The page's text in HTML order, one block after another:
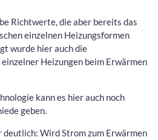
Richtwerte, die aber bereits das
einzelnen Heizungsformen
wurde hier auch die
Heizungen beim Erwärmen
kann es hier auch noch
geben.
deutlich: Wird Strom zum Erwärmen